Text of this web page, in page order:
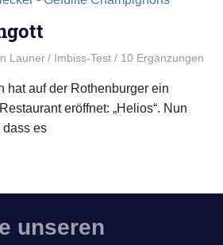
Launer Imbiss-Test/ 10 Ergänzungen
hat auf der Rothenburger ein
eröffnet: „Helios“. Nun
dass es
unseren